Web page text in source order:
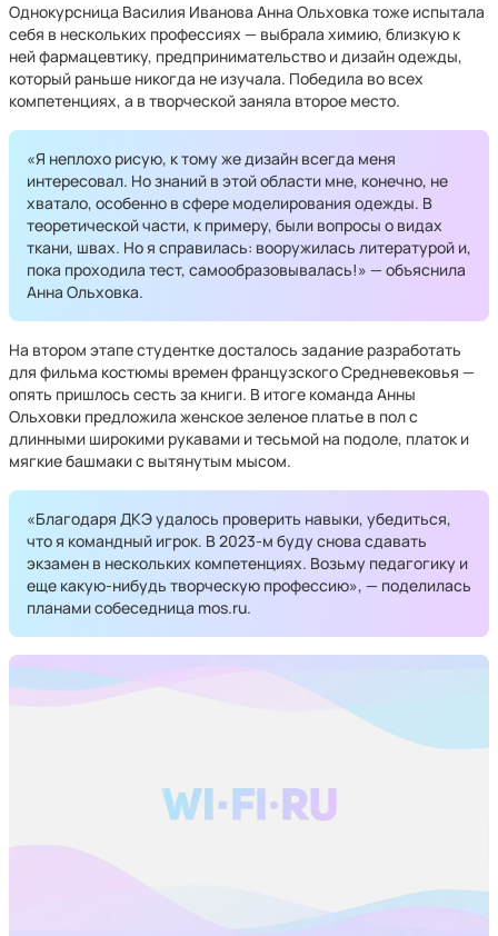
Однокурсница Василия Иванова Анна Ольховка тоже испытала
себя в нескольких профессиях — выбрала химию, близкую к
ней фармацевтику, предпринимательство и дизайн одежды,
который раньше никогда не изучала. Победила во всех
компетенциях, а в творческой заняла второе место.
«Я неплохо рисую, к тому же дизайн всегда меня
интересовал. Но знаний в этой области мне, конечно, не
хватало, особенно в сфере моделирования одежды. В
теоретической части, к примеру, были вопросы о видах
ткани, швах. Но я справилась: вооружилась литературой и,
пока проходила тест, самообразовывалась!» — объяснила
Анна Ольховка.
На втором этапе студентке досталось задание разработать
для фильма костюмы времен французского Средневековья —
опять пришлось сесть за книги. В итоге команда Анны
Ольховки предложила женское зеленое платье в пол с
длинными широкими рукавами и тесьмой на подоле, платок и
мягкие башмаки с вытянутым мысом.
«Благодаря ДКЭ удалось проверить навыки, убедиться,
что я командный игрок. В 2023-м буду снова сдавать
экзамен в нескольких компетенциях. Возьму педагогику и
еще какую-нибудь творческую профессию», — поделилась
планами собеседница mos.ru.